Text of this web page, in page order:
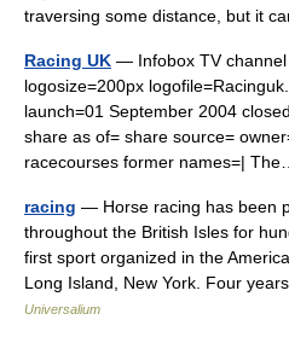
traversing some distance, but it
Racing UK — Infobox TV channel
logosize=200px
launch=01 September 2004
share as of= share source=
racecourses former names=|
racing — Horse racing has been
throughout the British Isles for
first sport organized in the
Long Island, New York. Four
Universalium